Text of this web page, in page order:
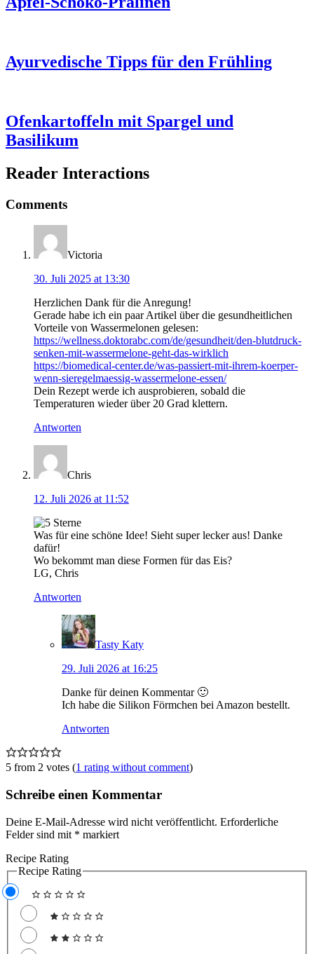
Ayurvedische Tipps für den Frühling
Ofenkartoffeln mit Spargel und
Basilikum
Reader Interactions
Comments
Victoria
30. Juli 2025 at 13:30
Herzlichen Dank für die Anregung!
Gerade habe ich ein paar Artikel über die gesundheitlichen
Vorteile von Wassermelonen gelesen:
https://wellness.doktorabc.com/de/gesundheit/den-blutdruck-
senken-mit-wassermelone-geht-das-wirklich
https://biomedical-center.de/was-passiert-mit-ihrem-koerper-
wenn-sieregelmaessig-wassermelone-essen/
Dein Rezept werde ich ausprobieren, sobald die
Temperaturen wieder über 20 Grad klettern.
Antworten
Chris
12. Juli 2026 at 11:52
Was für eine schöne Idee! Sieht super lecker aus! Danke
dafür!
Wo bekommt man diese Formen für das Eis?
LG, Chris
Antworten
Tasty Katy
29. Juli 2026 at 16:25
Danke für deinen Kommentar 🙂
Ich habe die Silikon Förmchen bei Amazon bestellt.
Antworten
5 from 2 votes (1 rating without comment)
Schreibe einen Kommentar
Deine E-Mail-Adresse wird nicht veröffentlicht. Erforderliche
Felder sind mit * markiert
Recipe Rating
Recipe Rating